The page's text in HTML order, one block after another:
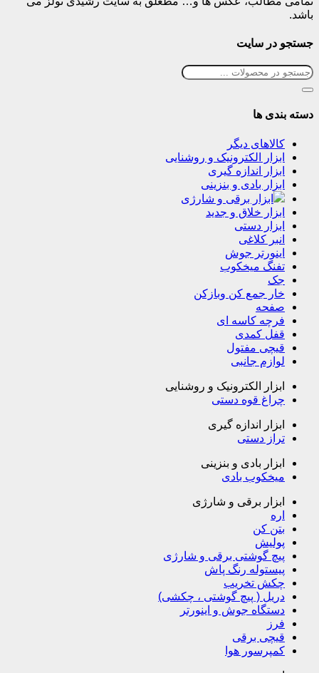
باشد.
جستجو در سایت
دسته بندی ها
کالاهای دیگر
ابزار الکترونیک و روشنایی
ابزار اندازه گیری
ابزار بادی و بنزینی
ابزار برقی و شارژی
ابزار خلاق و جدید
ابزار دستی
انبر کلاغی
اینورتر جوش
تفنگ میخکوب
جک
خار جمع کن وبازکن
صفحه
فرچه کاسه ای
قفل کمدی
قیچی مفتول
لوازم جانبی
ابزار الکترونیک و روشنایی
چراغ قوه دستی
ابزار اندازه گیری
تراز دستی
ابزار بادی و بنزینی
میخکوب بادی
ابزار برقی و شارژی
اره
بتن کن
پولیش
پیچ گوشتی برقی و شارژی
پیستوله رنگ پاش
چکش تخریب
دریل ( پیچ گوشتی ، چکشی)
دستگاه جوش و اینورتر
فرز
قیچی برقی
کمپرسور هوا